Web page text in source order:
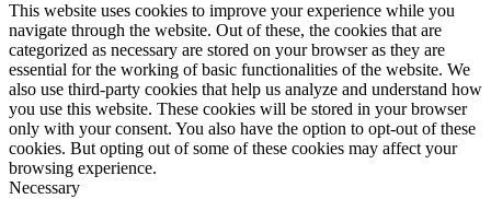
This website uses cookies to improve your experience while you
navigate through the website. Out of these, the cookies that are
categorized as necessary are stored on your browser as they are
essential for the working of basic functionalities of the website. We
also use third-party cookies that help us analyze and understand how
you use this website. These cookies will be stored in your browser
only with your consent. You also have the option to opt-out of these
cookies. But opting out of some of these cookies may affect your
browsing experience.
Necessary